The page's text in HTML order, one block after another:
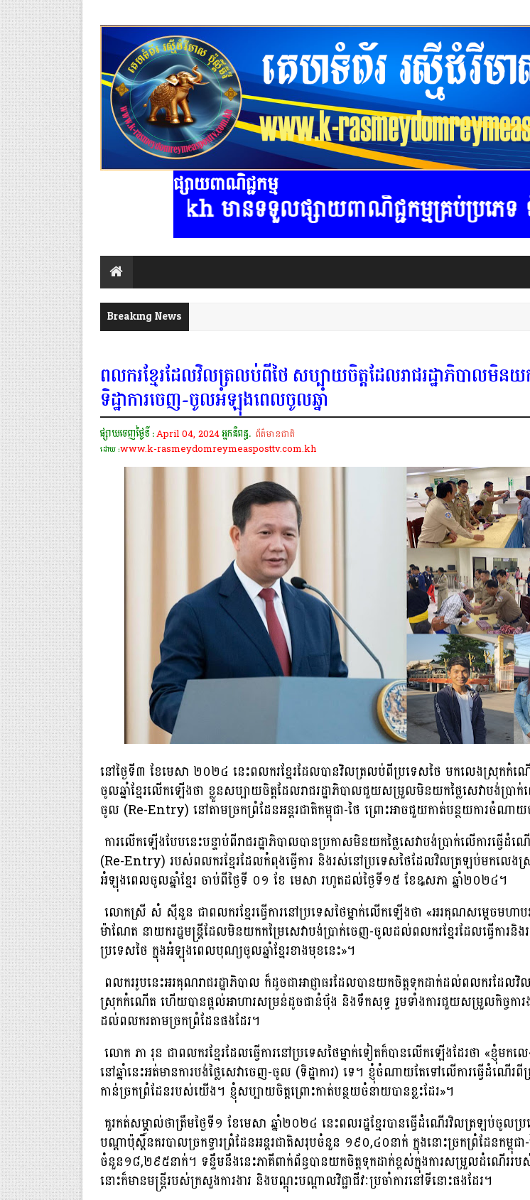
ផ្សាយពាណិជ្ជកម្ម
មានទទួលផ្សាយពាណិជ្ជកម្មគ្រប់ប្រភេទ ទំនា
Breaking News
ពលករខ្មែរដែលវិលត្រលប់ពីថៃ សប្បាយចិត្តដែលរាជរដ្ឋាភិបាលមិនយក
ទិដ្ឋាការចេញ-ចូលអំឡុងពេលចូលឆ្នាំ
ផ្សាយចេញថ្ងៃទី :April 04, 2024អ្នកនិពន្ធ. ព័ត៌មានជាតិ
ដោយ :www.k-rasmeydomreymeasposttv.com.kh
នៅថ្ងៃទី៣ ខែមេសា ២០២៤ នេះពលករខ្មែរដែលបានវិលត្រលប់ពីប្រទេសថៃ មក​លេង​ស្រុក​កំ
ចូលឆ្នាំខ្មែរលើកឡើងថា ខ្លួនសប្បាយចិត្ត​ដែល​រាជរដ្ឋាភិបាល​ជួយ​សម្រួល​មិន​យក​ថ្លៃសេ​វាបង់ប្រាក់
ចូល (Re-Entry) នៅតាមច្រកព្រំដែនអន្តរជាតិកម្ពុជា-ថៃ ព្រោះអាចជួយកាត់បន្ថយការចំណាយ
ការលើកឡើងបែបនេះបន្ទាប់ពីរាជរដ្ឋាភិបាលបានប្រកាសមិនយកថ្លៃសេវាបង់ប្រាក់លើការធ្វើ
(Re-Entry) របស់ពលករខ្មែរដែលកំពុងធ្វើការ និងរស់នៅ​ប្រទេសថៃ​ដែល​វិល​ត្រឡប់​មកលេង
អំឡុងពេលចូលឆ្នាំខ្មែរ ចាប់ពីថ្ងៃទី ០១ ខែ មេសា រហូត​ដល់​ថ្ងៃទី១៥ ខែឩសភា ឆ្នាំ២០២៤។
លោកស្រី សំ ស៊ីនួន ជាពលករខ្មែរធ្វើការ​នៅ​ប្រទេសថៃម្នា​ក់​លើក​ឡើងថា «អរគុណ​សម្តេច​មហា​
ម៉ាណែត នាយករដ្ឋមន្រ្តីដែលមិនយកកម្រៃសេវាបង់ប្រាក់ចេញ-ចូល​ដល់​ពលក​រ​ខ្មែរ​ដែល​ធ្វើការនិ
ប្រទេសថៃ ក្នុងអំឡុងពេលបុណ្យចូលឆ្នាំខ្មែរខាងមុខនេះ»។
ពលកររូបនេះអរគុណរាជរដ្ឋាភិបាល ក៏ដូចជាអាជ្ញាធរ​ដែល​បាន​យក​ចិត្ត​ទុក​ដាក់​ដល់​ពលករ​ដែល​
ស្រុកកំណើត ហើយបានផ្តល់អាហារសម្រន់ដូចជានំបុ័ង និងទឹកសុទ្ធ រួម​ទាំង​ការ​ជួយ​សម្រួលកិច្ចការ
ដល់ពលករតាមច្រកព្រំដែនផងដែរ។
លោក ភា រុន ជាពលករខ្មែរ​ដែល​ធ្វើ​ការ​នៅ​ប្រទេស​ថៃម្នាក់​ទៀត​ក៏​បាន​លើកឡើង​ដែរ​ថា «ខ្ញុំ​ម
នៅឆ្នាំនេះអត់មានការបង់ថ្លៃសេវាចេញ-ចូល (ទិដ្ឋាការ) ទេ។ ខ្ញុំ​ចំណាយ​តែ​ទៅ​លើការធ្វើដំណើរ
កាន់ច្រកព្រំដែនរបស់យើង។ ខ្ញុំសប្បាយ​ចិត្ត​ព្រោះ​កាត់​បន្ថយ​ចំនាយ​បានខ្លះដែរ»។
គួរកត់សម្គាល់ថាត្រឹមថ្ងៃទី១ ខែមេសា ឆ្នាំ២០២៤ នេះពលរដ្ឋខ្មែរ​បាន​ធ្វើ​ដំណើរ​វិល​ត្រឡប់​ចូល​
បណ្តាប៉ុស្តិ៍នគរបាលច្រកទ្វារព្រំដែនអន្តរជាតិសរុបចំនួន ១៩០,៤០នាក់ ក្នុង​នោះច្រកព្រំដែនកម្ពុជា
ចំនួន១៨,២៩៥នាក់។ ទន្ទឹម​នឹងនេះភាគី​ពាក់ព័ន្ធ​បាន​យក​ចិត្ត​ទុក​ដាក់​ខ្ពស់​ក្នុង​ការសម្រួលដំណើររបស់ព
នោះក៏មានមន្រ្តីរបស់ក្រសួងការងារ និង​បណ្តុះ​បណ្តាល​វិជ្ជាជីវៈប្រចាំការនៅទីនោះផងដែរ។